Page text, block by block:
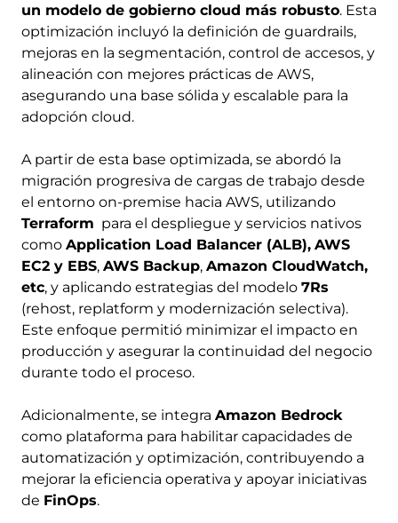
un modelo de gobierno cloud más robusto. Esta
optimización incluyó la definición de guardrails,
mejoras en la segmentación, control de accesos, y
alineación con mejores prácticas de AWS,
asegurando una base sólida y escalable para la
adopción cloud.
A partir de esta base optimizada, se abordó la
migración progresiva de cargas de trabajo desde
el entorno on-premise hacia AWS, utilizando
Terraform para el despliegue y servicios nativos
como Application Load Balancer (ALB), AWS
EC2 y EBS, AWS Backup, Amazon CloudWatch,
etc, y aplicando estrategias del modelo 7Rs
(rehost, replatform y modernización selectiva).
Este enfoque permitió minimizar el impacto en
producción y asegurar la continuidad del negocio
durante todo el proceso.
Adicionalmente, se integra Amazon Bedrock
como plataforma para habilitar capacidades de
automatización y optimización, contribuyendo a
mejorar la eficiencia operativa y apoyar iniciativas
de FinOps.